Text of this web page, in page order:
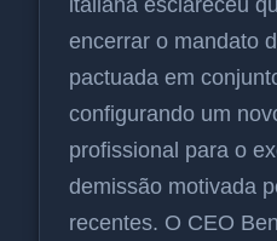
encerrar o mandato
pactuada em
configurando um
profissional para o
demissão motivada
recentes. O CEO